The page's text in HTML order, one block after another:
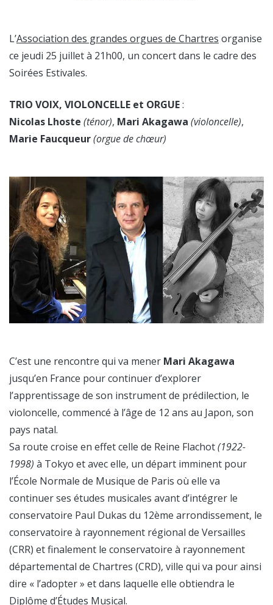
L’Association des grandes orgues de Chartres organise
ce jeudi 25 juillet à 21h00, un concert dans le cadre des
Soirées Estivales.
TRIO VOIX, VIOLONCELLE et ORGUE:
Nicolas Lhoste (ténor), Mari Akagawa (violoncelle),
Marie Faucqueur(orgue de chœur)
C’est une rencontre qui va mener Mari Akagawa
jusqu’en France pour continuer d’explorer
l’apprentissage de son instrument de prédilection, le
violoncelle, commencé à l’âge de 12 ans au Japon, son
pays natal.
Sa route croise en effet celle de Reine Flachot(1922-
1998) à Tokyo et avec elle, un départ imminent pour
l’École Normale de Musique de Paris où elle va
continuer ses études musicales avant d’intégrer le
conservatoire Paul Dukas du 12ème arrondissement, le
conservatoire à rayonnement régional de Versailles
(CRR) et finalement le conservatoire à rayonnement
départemental de Chartres (CRD), ville qui va pour ainsi
dire « l’adopter » et dans laquelle elle obtiendra le
Diplôme d’Études Musical.